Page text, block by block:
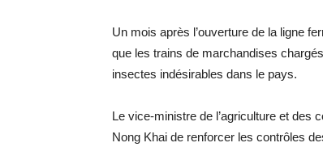
Un mois après l’ouverture de la ligne
que les trains de marchandises
insectes indésirables dans le pays.
Le vice-ministre de l’agriculture et des
Nong Khai de renforcer les contrôles